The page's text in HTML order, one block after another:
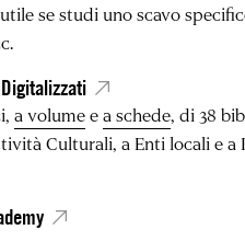
se studi uno scavo
a volumeea schede, di 38
Culturali, a Enti locali e